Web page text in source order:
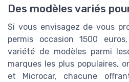
Des modèles variés
Si vous envisagez de vous
permis occasion 1500
variété de modèles parmi
marques les plus populaires,
et Microcar, chacune